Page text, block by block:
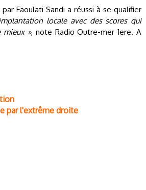
Faoulati Sandi a réussi à se qualifier
locale avec des scores qui
mieux », note Radio Outre-mer 1ere. A
par l'extrême droite